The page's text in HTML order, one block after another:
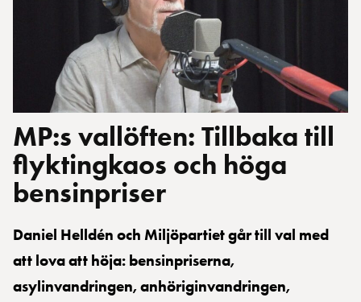
MP:s vallöften: Tillbaka till
flyktingkaos och höga
bensinpriser
Daniel Helldén och Miljöpartiet går till val med
att lova att höja: bensinpriserna,
asylinvandringen, anhöriginvandringen,